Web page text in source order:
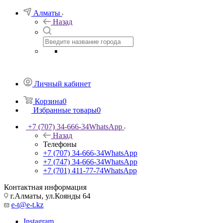
Алматы
Назад
Личный кабинет
Корзина0
Избранные товары0
+7 (707) 34-666-34WhatsApp
Назад
Телефоны
+7 (707) 34-666-34WhatsApp
+7 (747) 34-666-34WhatsApp
+7 (701) 411-77-74WhatsApp
Контактная информация
г.Алматы, ул.Коянды 64
e-t@e-t.kz
Instagram